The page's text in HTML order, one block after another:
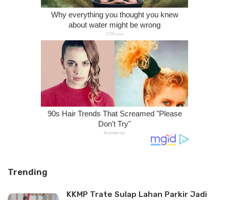
Trending
KKMP Trate Sulap Lahan Parkir Jadi